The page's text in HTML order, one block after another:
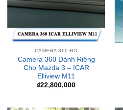
Camera 360 Dành Riêng
Cho Mazda 3 – ICAR
Elliview M11
₫22,800,000